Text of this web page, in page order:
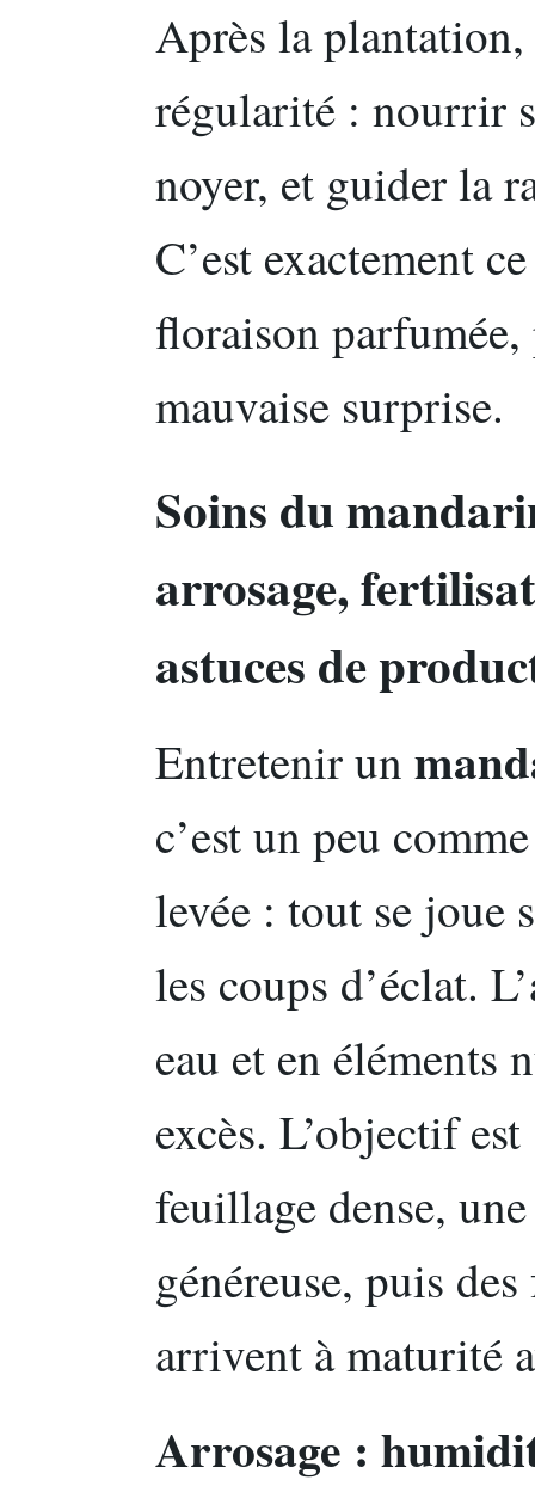
Après la
régularité : nourrir
noyer, et guider la
C’est exactement
floraison parfumée,
mauvaise surprise.
Soins du
arrosage,
astuces de
Entretenir un
c’est un peu
levée : tout se joue
les coups d’éclat.
eau et en éléments
excès. L’objectif
feuillage dense,
généreuse, puis
arrivent à maturité
Arrosage :